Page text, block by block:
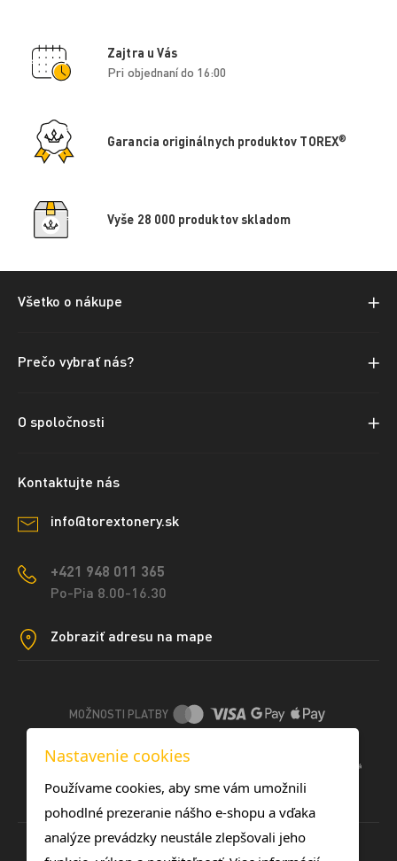
Zajtra u Vás
Pri objednaní do 16:00
Garancia originálnych produktov TOREX®
Vyše 28 000 produktov skladom
Všetko o nákupe
Prečo vybrať nás?
O spoločnosti
Kontaktujte nás
info@torextonery.sk
+421 948 011 365
Po-Pia 8.00-16.30
Zobraziť adresu na mape
MOŽNOSTI PLATBY
Nastavenie cookies
Používame cookies, aby sme vám umožnili
pohodlné prezeranie nášho e-shopu a vďaka
analýze prevádzky neustále zlepšovali jeho